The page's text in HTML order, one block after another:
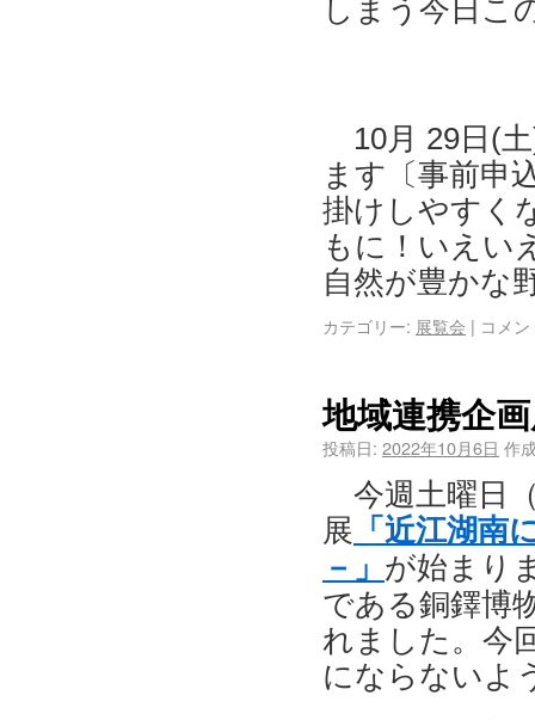
しまう今日
10月 29日(
ます〔事前申
掛けしやすく
もに！いえい
自然が豊かな
カテゴリー: 展覧会 | コメ
地域連携企
投稿日: 2022年10月6日 作
今週土曜日
展 「近江湖南
－」 が始まり
である銅鐸博
れました。今
にならないよ